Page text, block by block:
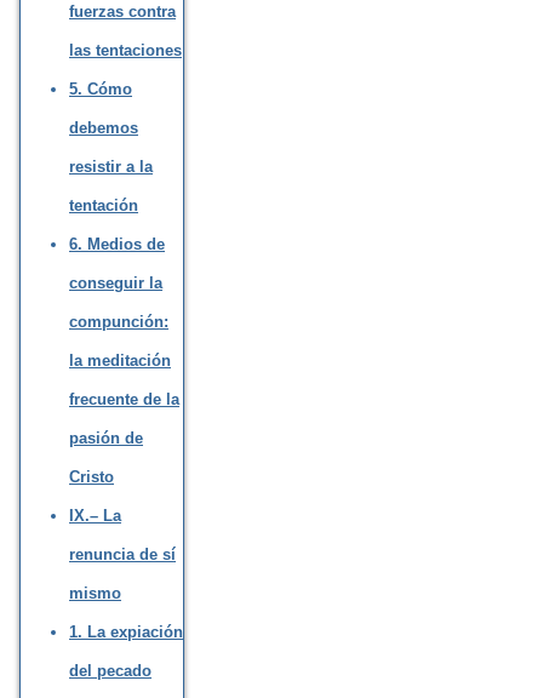
fuerzas contra
las tentaciones
5. Cómo
debemos
resistir a la
tentación
6. Medios de
conseguir la
compunción:
la meditación
frecuente de la
pasión de
Cristo
IX.– La
renuncia de sí
mismo
1. La expiación
del pecado